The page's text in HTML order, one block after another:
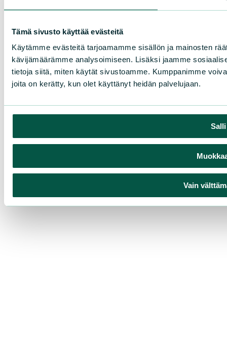
Tämä sivusto käyttää evästeitä
Käytämme evästeitä tarjoamamme sisällön ja mainosten
kävijämäärämme analysoimiseen. Lisäksi jaamme
tietoja siitä, miten käytät sivustoamme. Kumppanimme
joita on kerätty, kun olet käyttänyt heidän palvelujaan.
Vain